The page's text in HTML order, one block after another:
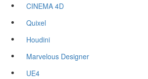
CINEMA 4D
Quixel
Houdini
Marvelous Designer
UE4